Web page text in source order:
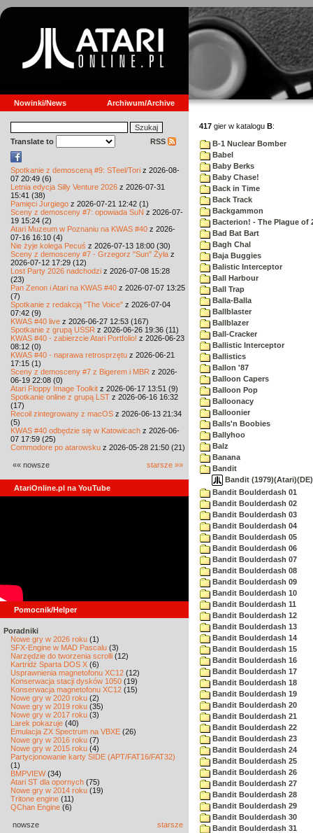
Nowinki/News Archiwum/Archive
Translate to RSS
Spotkanie z demosceną #9: STeel/Tori z 2026-08-
07 20:49 (6)
Letnia edycja Silly Venture 2026 z 2026-07-31
15:41 (38)
Pamięci Jurgiego z 2026-07-21 12:42 (1)
Sceny z demosceny #7: opowiada SuN z 2026-07-
19 15:24 (2)
Atari Muzeum w Poznaniu na KWAS #40 z 2026-
07-16 16:10 (4)
Nie żyje kolega Pecuś z 2026-07-13 18:00 (30)
Sceny z demosceny #7 - Grzegorz "Sun" Żyła z
2026-07-12 17:29 (12)
Lost Party 2026 nadchodzi z 2026-07-08 15:28
(23)
Pan Zenon i Atari na KWAS #40 z 2026-07-07 13:25
(7)
Spotkanie z redakcją "The Voice" z 2026-07-04
07:42 (9)
KWAS #40 live z 2026-06-27 12:53 (167)
Spotkanie z grupą USSR z 2026-06-26 19:36 (11)
KWAS #40 - zabierzcie Atari Portfolio! z 2026-06-23
08:12 (0)
KWAS #40 - naprawa retrosprzętu z 2026-06-21
17:15 (1)
Sceny z demosceny #7 z Bigerem i MBR z 2026-
06-19 22:08 (0)
Atari Floppy Image Toolkit z 2026-06-17 13:51 (9)
Spotkanie online z grupą LST z 2026-06-16 16:32
(17)
Recoil zintegrowany z macOS z 2026-06-13 21:34
(5)
KWAS #40 odbędzie się w Katowicach z 2026-06-
07 17:59 (25)
Commodore po atarowsku z 2026-05-28 21:50 (21)
«« nowsze starsze »»
AtariOnline.pl na YouTube
Pomocnik/Helper
Poradniki
Nowe gry w 2026 roku (1)
SFX-Engine w MAD Pascalu (3)
Narzędzie do tworzenia scrolli (12)
Kartridż Sparta DOS X (6)
Usprawnienia magnetofonu XC12 (12)
Konserwacja stacji dysków 1050 (19)
Konserwacja magnetofonu XC12 (15)
Nowe gry w 2020 roku (2)
Nowe gry w 2019 roku (35)
Nowe gry w 2017 roku (3)
Larek pokazuje (40)
Emulacja ZX Spectrum na VBXE (26)
Nowe gry w 2016 roku (7)
Nowe gry w 2015 roku (4)
Partycjonowanie karty SIDE (APT/FAT16/FAT32)
(1)
BMPVIEW(34)
Atari ST dla opornych (75)
Nowe gry w 2014 roku (19)
Tritone engine (11)
QChan Engine (6)
nowsze starsze
417 gier w katalogu B:
B-1 Nuclear Bomber
Babel
Baby Berks
Baby Chase!
Back in Time
Back Track
Backgammon
Bacterion! - The Plague of
Bad Bat Bart
Bagh Chal
Baja Buggies
Balistic Interceptor
Ball Harbour
Ball Trap
Balla-Balla
Ballblaster
Ballblazer
Ball-Cracker
Ballistic Interceptor
Ballistics
Ballon '87
Balloon Capers
Balloon Pop
Balloonacy
Balloonier
Balls'n Boobies
Ballyhoo
Balz
Banana
Bandit
Bandit
Bandit Boulderdash 01
Bandit Boulderdash 02
Bandit Boulderdash 03
Bandit Boulderdash 04
Bandit Boulderdash 05
Bandit Boulderdash 06
Bandit Boulderdash 07
Bandit Boulderdash 08
Bandit Boulderdash 09
Bandit Boulderdash 10
Bandit Boulderdash 11
Bandit Boulderdash 12
Bandit Boulderdash 13
Bandit Boulderdash 14
Bandit Boulderdash 15
Bandit Boulderdash 16
Bandit Boulderdash 17
Bandit Boulderdash 18
Bandit Boulderdash 19
Bandit Boulderdash 20
Bandit Boulderdash 21
Bandit Boulderdash 22
Bandit Boulderdash 23
Bandit Boulderdash 24
Bandit Boulderdash 25
Bandit Boulderdash 26
Bandit Boulderdash 27
Bandit Boulderdash 28
Bandit Boulderdash 29
Bandit Boulderdash 30
Bandit Boulderdash 31